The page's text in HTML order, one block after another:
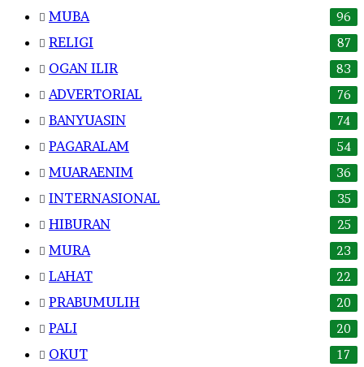
MUBA 96
RELIGI 87
OGAN ILIR 83
ADVERTORIAL 76
BANYUASIN 74
PAGARALAM 54
MUARAENIM 36
INTERNASIONAL 35
HIBURAN 25
MURA 23
LAHAT 22
PRABUMULIH 20
PALI 20
OKUT 17